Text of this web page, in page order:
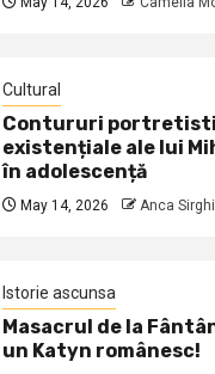
Cultural
Contururi
existențiale ale lui
în adolescență
May 14, 2026 Anca
Istorie ascunsa
Masacrul de la
un Katyn românesc!